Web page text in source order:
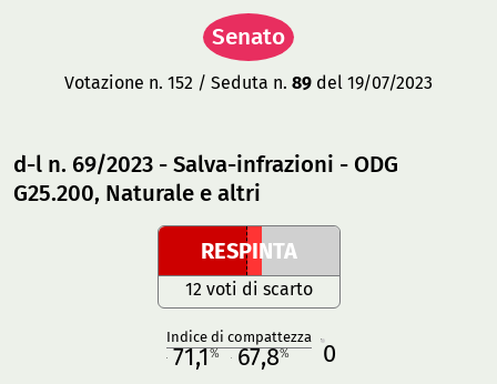
Senato
Votazione n. 152 / Seduta n. 89 del 19/07/2023
d-l n. 69/2023 - Salva-infrazioni - ODG
G25.200, Naturale e altri
RESPINTA
12 voti di scarto
Indice di compattezza
71,1% 67,8% 0